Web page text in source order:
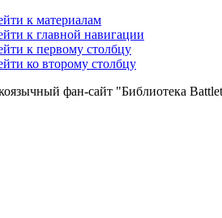
к материалам
к главной навигации
к первому столбцу
ко второму столбцу